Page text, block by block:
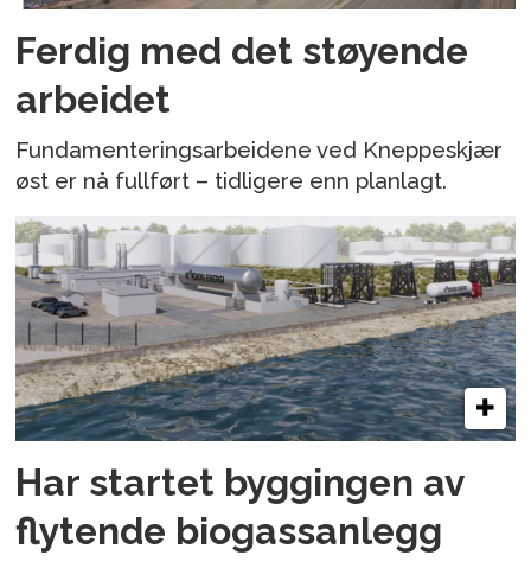
Ferdig med det støyende
arbeidet
Fundamenteringsarbeidene ved Kneppeskjær
øst er nå fullført – tidligere enn planlagt.
Har startet byggingen av
flytende biogassanlegg